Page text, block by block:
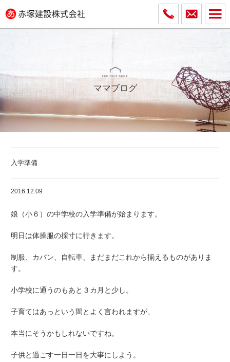
ママブログ
入学準備
2016.12.09
娘（小６）の中学校の入学準備が始まります。
明日は体操服の採寸に行きます。
制服、カバン、自転車、まだまだこれから揃えるものがありま
す。
小学校に通うのもあと３カ月と少し。
子育てはあっという間とよく言われますが、
本当にそうかもしれないですね。
子供と過ごす一日一日を大事にしよう。